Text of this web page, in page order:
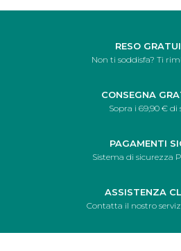
RESO
Non ti soddisfa? Ti
CONSEGNA
Sopra i 69,90 € di
PAGAMENTI
Sistema di sicurezza
ASSISTENZA
Contatta il nostro